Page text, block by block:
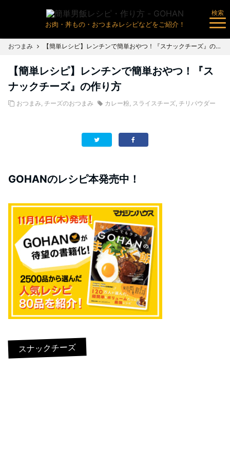
お肉・丼もの・おつまみレシピなどをご紹介！
検索
おつまみ 【簡単レシピ】レンチンで簡単おやつ！『スナックチーズ』の作り方
【簡単レシピ】レンチンで簡単おやつ！『ス
ナックチーズ』の作り方
おつまみ, チーズのおつまみ カレー粉, スライスチーズ, チリパウダー
GOHANのレシピ本発売中！
スナックチーズ